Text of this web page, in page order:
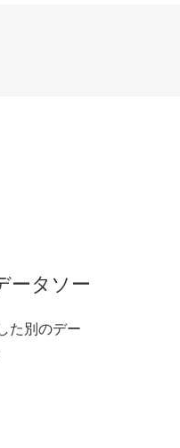
ータソー
た別のデー